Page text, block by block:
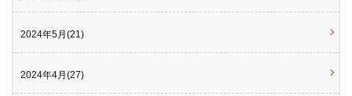
2024年5月(21)
2024年4月(27)